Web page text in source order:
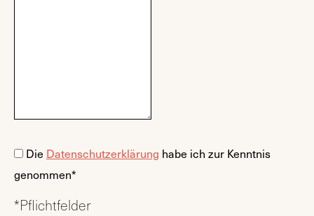
Die Datenschutzerklärung habe ich zur Kenntnis
genommen*
*Pflichtfelder